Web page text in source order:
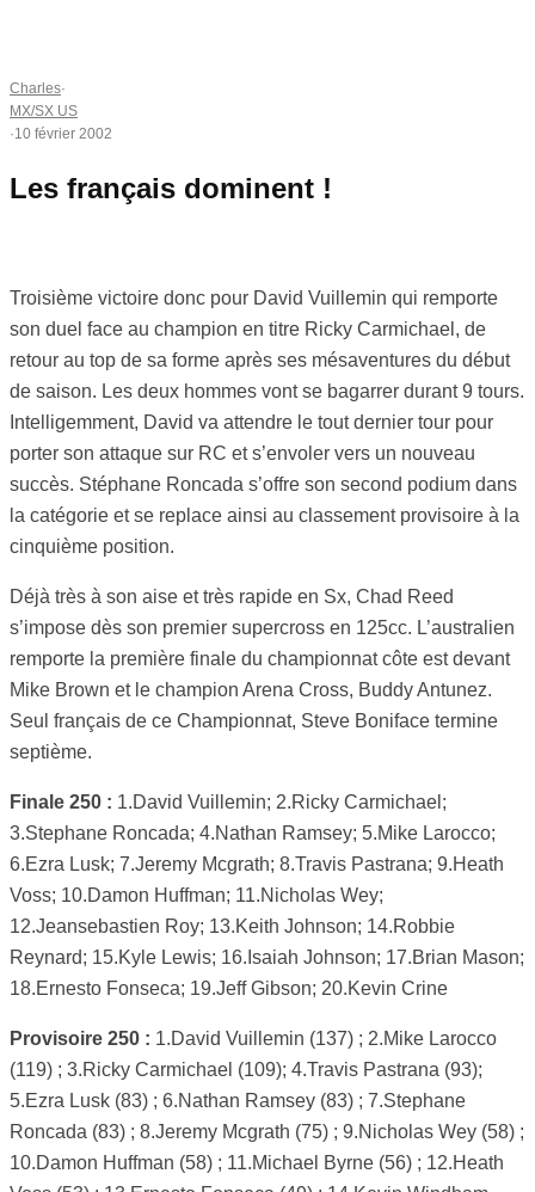
Charles·
MX/SX US
·10 février 2002
Les français dominent !
Troisième victoire donc pour David Vuillemin qui remporte
son duel face au champion en titre Ricky Carmichael, de
retour au top de sa forme après ses mésaventures du début
de saison. Les deux hommes vont se bagarrer durant 9 tours.
Intelligemment, David va attendre le tout dernier tour pour
porter son attaque sur RC et s’envoler vers un nouveau
succès. Stéphane Roncada s’offre son second podium dans
la catégorie et se replace ainsi au classement provisoire à la
cinquième position.
Déjà très à son aise et très rapide en Sx, Chad Reed
s’impose dès son premier supercross en 125cc. L’australien
remporte la première finale du championnat côte est devant
Mike Brown et le champion Arena Cross, Buddy Antunez.
Seul français de ce Championnat, Steve Boniface termine
septième.
Finale 250 : 1.David Vuillemin; 2.Ricky Carmichael;
3.Stephane Roncada; 4.Nathan Ramsey; 5.Mike Larocco;
6.Ezra Lusk; 7.Jeremy Mcgrath; 8.Travis Pastrana; 9.Heath
Voss; 10.Damon Huffman; 11.Nicholas Wey;
12.Jeansebastien Roy; 13.Keith Johnson; 14.Robbie
Reynard; 15.Kyle Lewis; 16.Isaiah Johnson; 17.Brian Mason;
18.Ernesto Fonseca; 19.Jeff Gibson; 20.Kevin Crine
Provisoire 250 : 1.David Vuillemin (137) ; 2.Mike Larocco
(119) ; 3.Ricky Carmichael (109); 4.Travis Pastrana (93);
5.Ezra Lusk (83) ; 6.Nathan Ramsey (83) ; 7.Stephane
Roncada (83) ; 8.Jeremy Mcgrath (75) ; 9.Nicholas Wey (58) ;
10.Damon Huffman (58) ; 11.Michael Byrne (56) ; 12.Heath